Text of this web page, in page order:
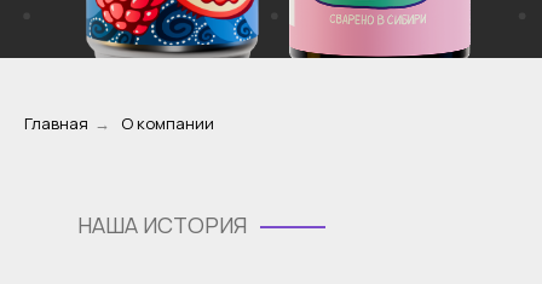
Главная → О компании
НАША ИСТОРИЯ